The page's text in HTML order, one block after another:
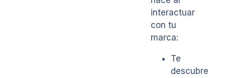
interactuar
con tu
marca:
Te
descubre